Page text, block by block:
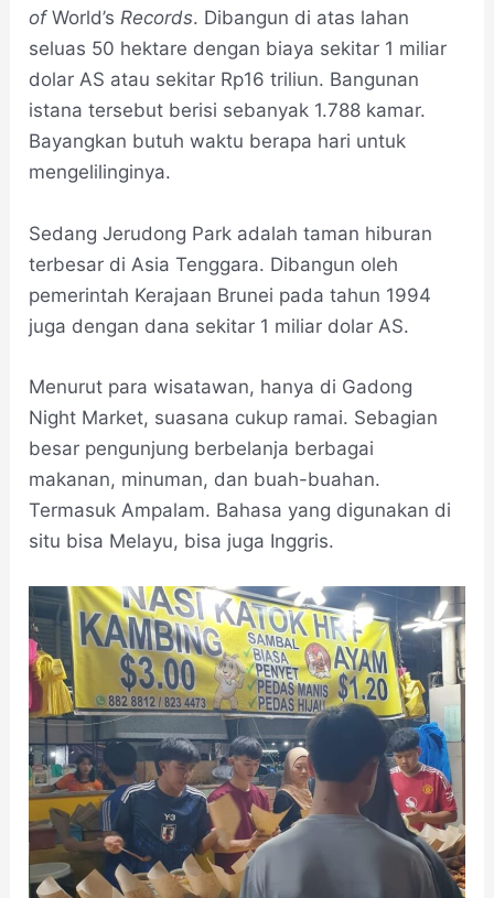
ofWorld’sRecords. Dibangun di atas lahan
seluas 50 hektare dengan biaya sekitar 1 miliar
dolar AS atau sekitar Rp16 triliun. Bangunan
istana tersebut berisi sebanyak 1.788 kamar.
Bayangkan butuh waktu berapa hari untuk
mengelilinginya.
Sedang Jerudong Park adalah taman hiburan
terbesar di Asia Tenggara. Dibangun oleh
pemerintah Kerajaan Brunei pada tahun 1994
juga dengan dana sekitar 1 miliar dolar AS.
Menurut para wisatawan, hanya di Gadong
Night Market, suasana cukup ramai. Sebagian
besar pengunjung berbelanja berbagai
makanan, minuman, dan buah-buahan.
Termasuk Ampalam. Bahasa yang digunakan di
situ bisa Melayu, bisa juga Inggris.